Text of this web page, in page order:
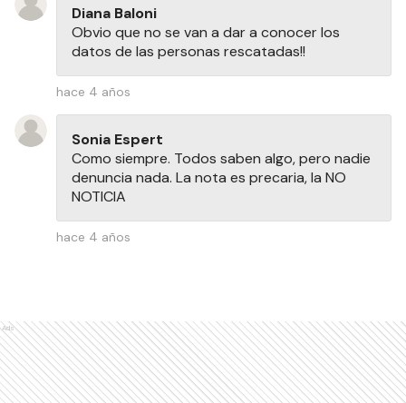
Diana Baloni
Obvio que no se van a dar a conocer los
datos de las personas rescatadas!!
hace 4 años
Sonia Espert
Como siempre. Todos saben algo, pero nadie
denuncia nada. La nota es precaria, la NO
NOTICIA
hace 4 años
Ads